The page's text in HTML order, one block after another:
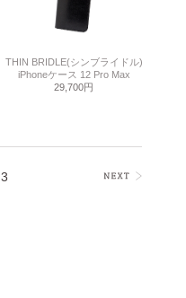
THIN BRIDLE(シンブライドル)
iPhoneケース 12 Pro Max
29,700円
3